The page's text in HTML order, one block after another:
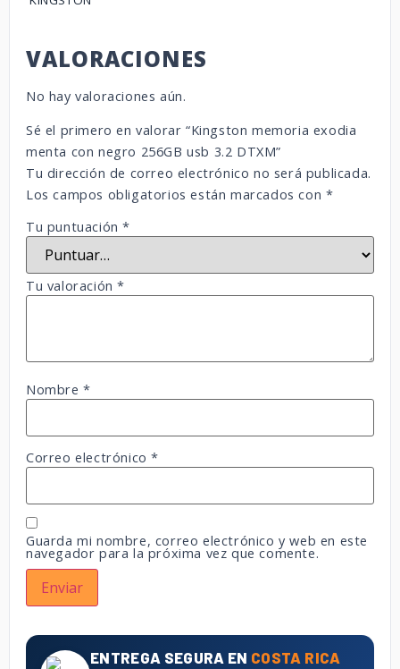
VALORACIONES
No hay valoraciones aún.
Sé el primero en valorar “Kingston memoria exodia
menta con negro 256GB usb 3.2 DTXM”
Tu dirección de correo electrónico no será publicada.
Los campos obligatorios están marcados con *
Tu puntuación*
Tu valoración*
Nombre*
Correo electrónico*
Guarda mi nombre, correo electrónico y web en este
navegador para la próxima vez que comente.
ENTREGA SEGURA EN COSTA RICA